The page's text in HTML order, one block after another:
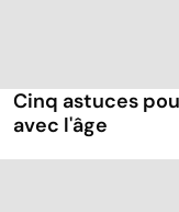
Cinq astuces
avec l'âge